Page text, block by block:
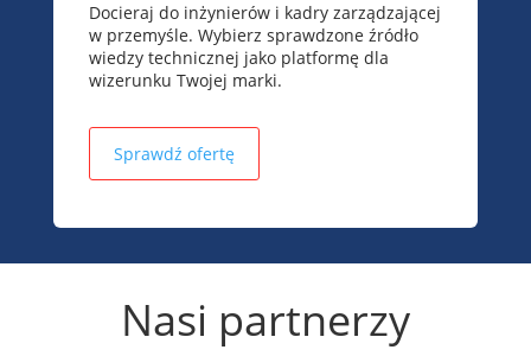
Docieraj do inżynierów i kadry zarządzającej
w przemyśle. Wybierz sprawdzone źródło
wiedzy technicznej jako platformę dla
wizerunku Twojej marki.
Sprawdź ofertę
Nasi partnerzy